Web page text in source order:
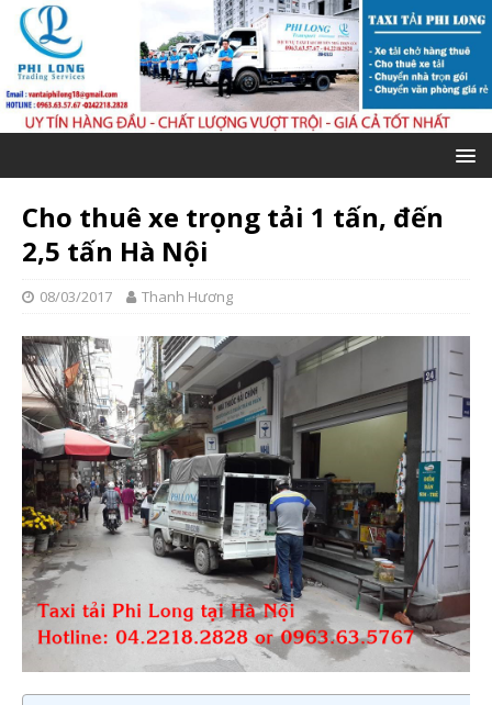
Cho thuê xe trọng tải 1 tấn, đến
2,5 tấn Hà Nội
08/03/2017 Thanh Hương